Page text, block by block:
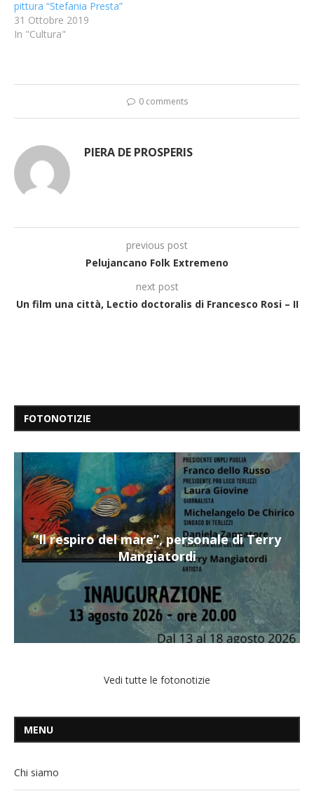
pittura “Stefania Presta”
31 Ottobre 2019
In "Cultura"
0 comments
PIERA DE PROSPERIS
previous post
Pelujancano Folk Extremeno
next post
Un film una città, Lectio doctoralis di Francesco Rosi – II
FOTONOTIZIE
“Il respiro del mare”, personale di Terry
Mangiatordi
Vedi tutte le fotonotizie
MENU
Chi siamo